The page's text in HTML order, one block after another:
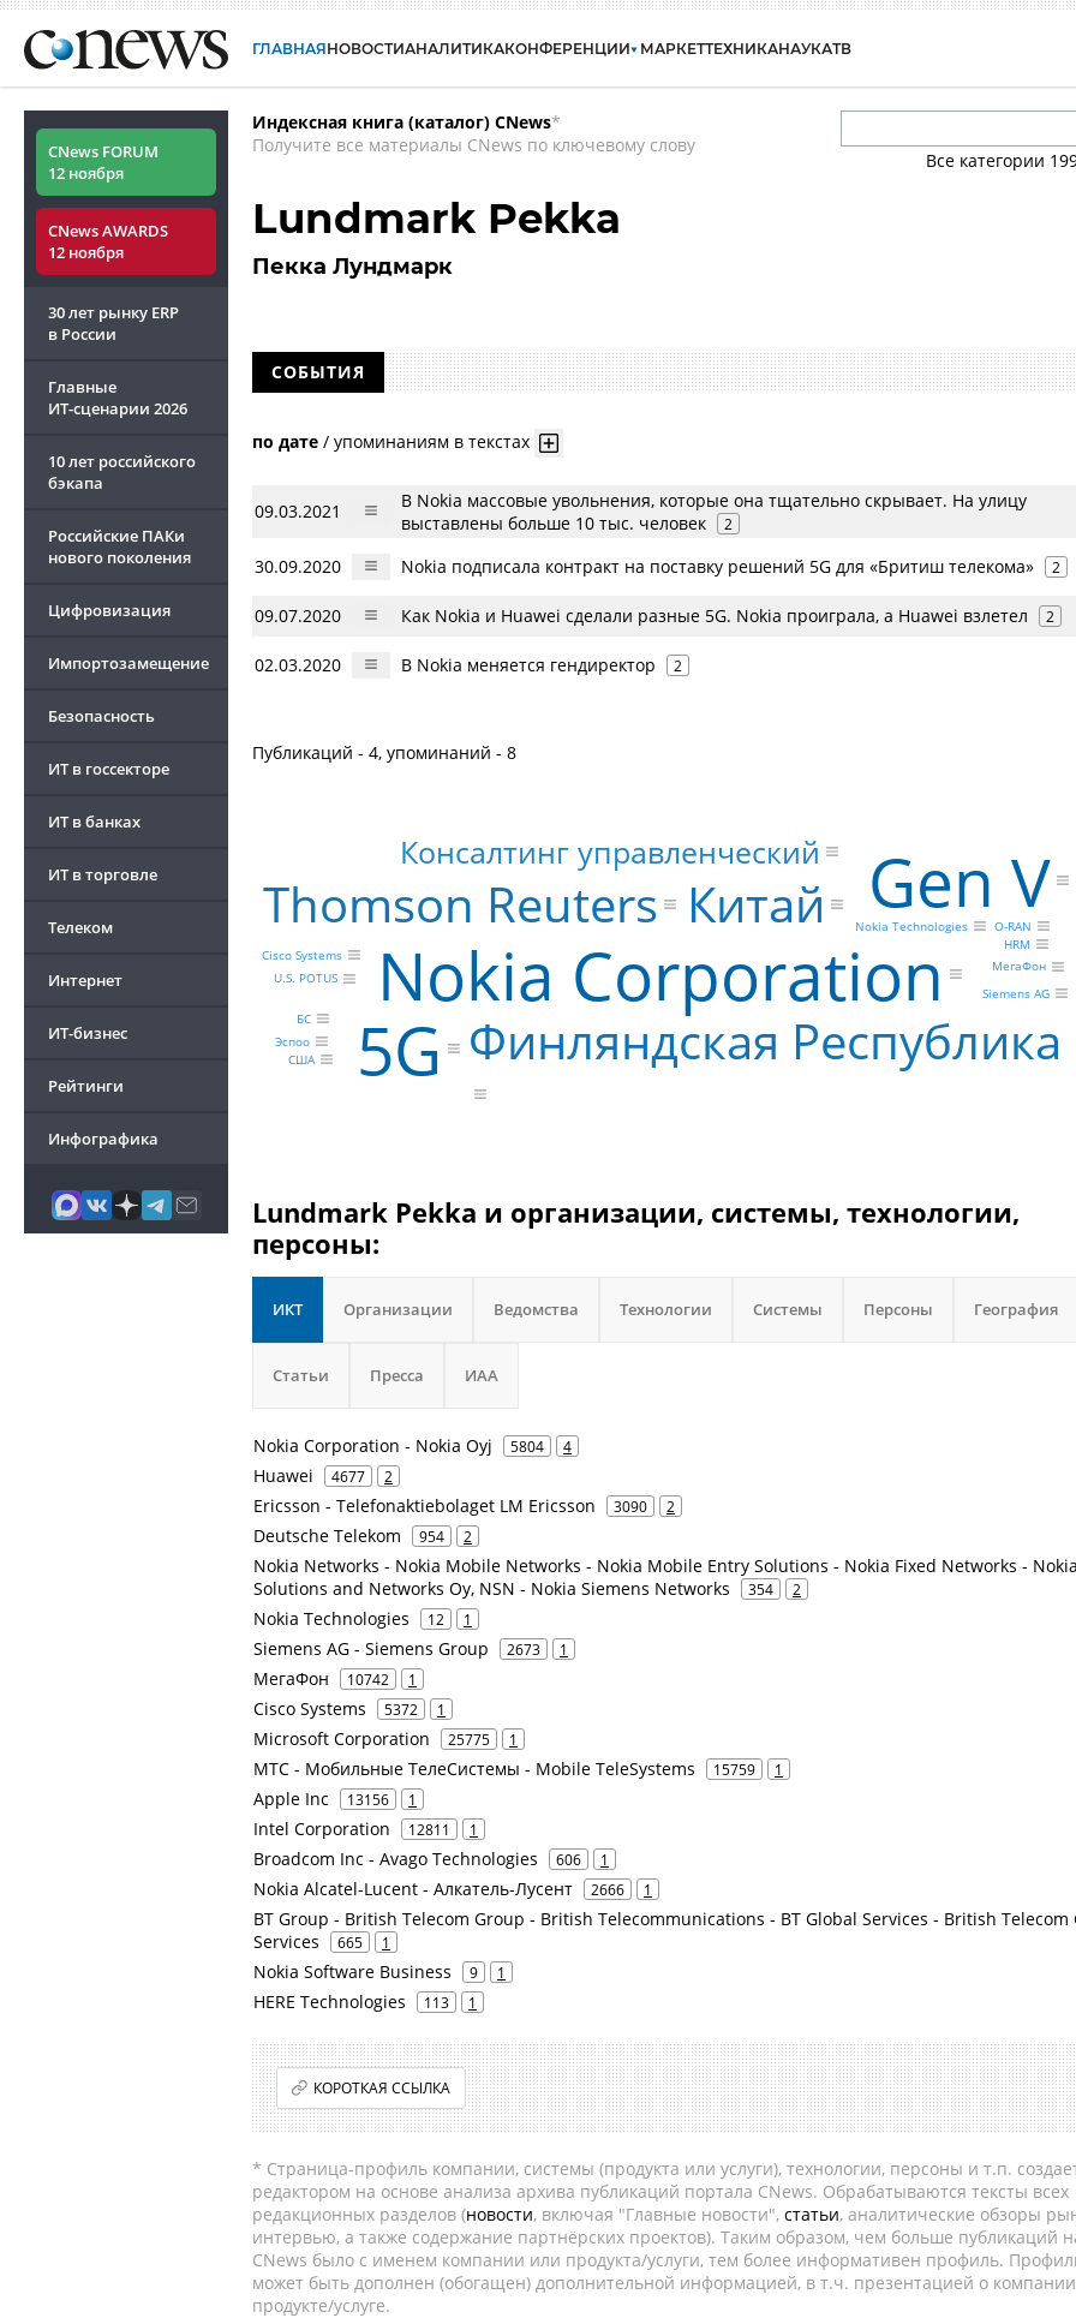
ГЛАВНАЯНОВОСТИАНАЛИТИКАКОНФЕРЕНЦИИ МАРКЕТТЕХНИКАНАУКАТВ
CNews FORUM
12 ноября
CNews AWARDS
12 ноября
30 лет рынку ERP
в России
Главные
ИТ-сценарии 2026
10 лет российского
бэкапа
Российские ПАКи
нового поколения
Цифровизация
Импортозамещение
Безопасность
ИТ в госсекторе
ИТ в банках
ИТ в торговле
Телеком
Интернет
ИТ-бизнес
Рейтинги
Инфографика
Индексная книга (каталог) CNews*
Получите все материалы CNews по ключевому слову
Все категории
Lundmark Pekka
Пекка Лундмарк
СОБЫТИЯ
по дате / упоминаниям в текстах
09.03.2021
В Nokia массовые увольнения, которые она тщательно скрывает. На улицу
выставлены больше 10 тыс. человек
2
30.09.2020 Nokia подписала контракт на поставку решений 5G для «Бритиш телекома» 2
09.07.2020 Как Nokia и Huawei сделали разные 5G. Nokia проиграла, а Huawei взлетел 2
02.03.2020 В Nokia меняется гендиректор 2
Публикаций - 4, упоминаний - 8
Nokia Corporation
5G
Gen V
Китай
Финляндская Республика
Thomson Reuters
Консалтинг управленческий
Nokia Technologies
Siemens AG
МегаФон
Cisco Systems
U.S. POTUS
O-RAN
БС
HRM
Эспоо
США
Lundmark Pekka и организации, системы, технологии,
персоны:
ИКТ Организации Ведомства Технологии Системы Персоны География
Статьи Пресса ИАА
Nokia Corporation - Nokia Oyj 5804 4
Huawei 4677 2
Ericsson - Telefonaktiebolaget LM Ericsson 3090 2
Deutsche Telekom 954 2
Nokia Networks - Nokia Mobile Networks - Nokia Mobile Entry Solutions - Nokia Fixed Networks -
Solutions and Networks Oy, NSN - Nokia Siemens Networks
354 2
Nokia Technologies 12 1
Siemens AG - Siemens Group 2673 1
МегаФон 10742 1
Cisco Systems 5372 1
Microsoft Corporation 25775 1
МТС - Мобильные ТелеСистемы - Mobile TeleSystems 15759 1
Apple Inc 13156 1
Intel Corporation 12811 1
Broadcom Inc - Avago Technologies 606 1
Nokia Alcatel-Lucent - Алкатель-Лусент 2666 1
BT Group - British Telecom Group - British Telecommunications - BT Global Services - British Telecom
Services
665 1
Nokia Software Business 9 1
HERE Technologies 113 1
КОРОТКАЯ ССЫЛКА
* Страница-профиль компании, системы (продукта или услуги), технологии, персоны и т.п.
редактором на основе анализа архива публикаций портала CNews. Обрабатываются тексты всех
редакционных разделов (новости, включая "Главные новости", статьи, аналитические обзоры
интервью, а также содержание партнёрских проектов). Таким образом, чем больше публикаций
CNews было с именем компании или продукта/услуги, тем более информативен профиль.
может быть дополнен (обогащен) дополнительной информацией, в т.ч. презентацией о
продукте/услуге.